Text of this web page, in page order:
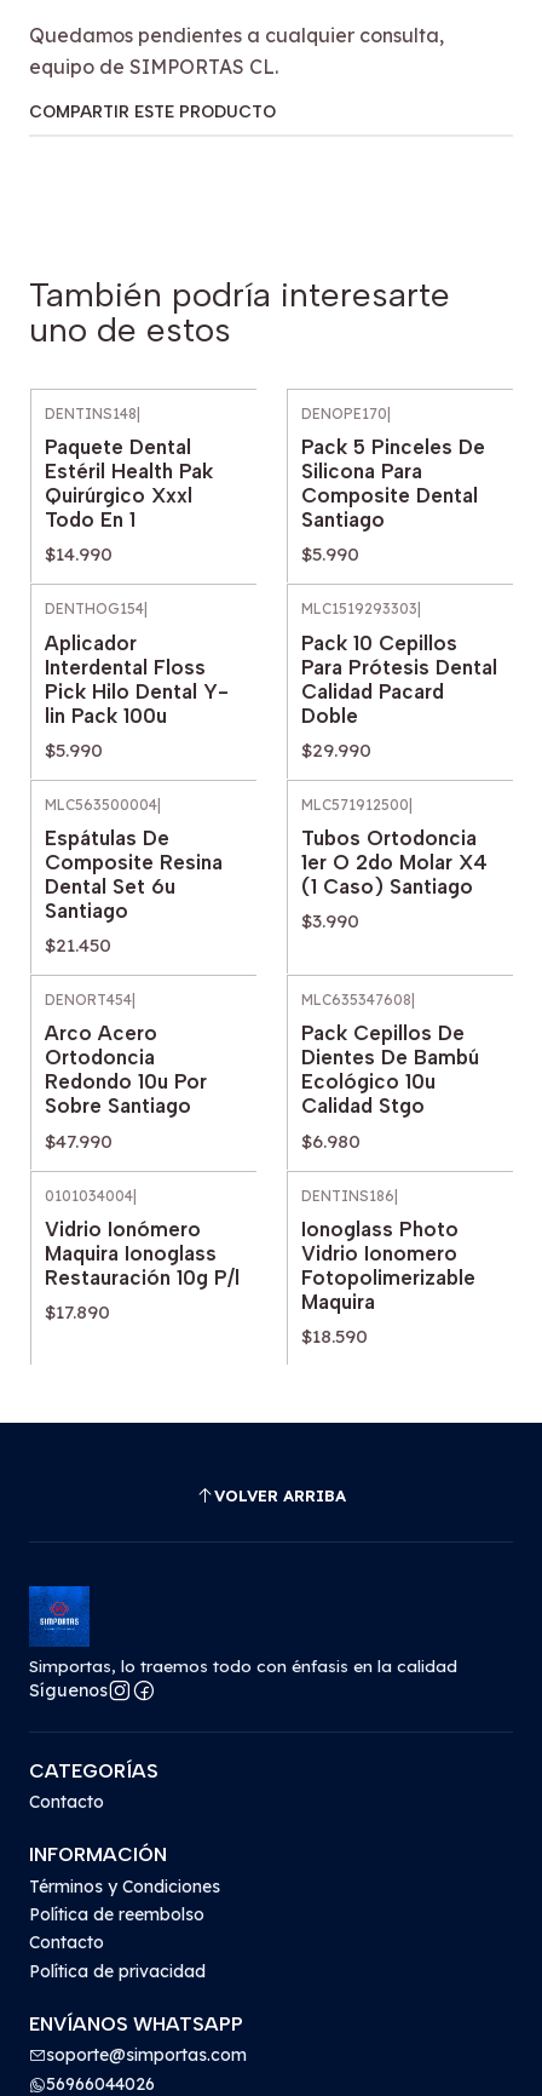
Quedamos pendientes a cualquier consulta,
equipo de SIMPORTAS CL.
COMPARTIR ESTE PRODUCTO
También podría interesarte
uno de estos
DENTINS148
Paquete Dental
Estéril Health Pak
Quirúrgico Xxxl
Todo En 1
$14.990
DENOPE170
Pack 5 Pinceles De
Silicona Para
Composite Dental
Santiago
$5.990
DENTHOG154
Aplicador
Interdental Floss
Pick Hilo Dental Y-
lin Pack 100u
$5.990
MLC1519293303
Pack 10 Cepillos
Para Prótesis Dental
Calidad Pacard
Doble
$29.990
MLC563500004
Espátulas De
Composite Resina
Dental Set 6u
Santiago
$21.450
MLC571912500
Tubos Ortodoncia
1er O 2do Molar X4
(1 Caso) Santiago
$3.990
DENORT454
Arco Acero
Ortodoncia
Redondo 10u Por
Sobre Santiago
$47.990
MLC635347608
Pack Cepillos De
Dientes De Bambú
Ecológico 10u
Calidad Stgo
$6.980
0101034004|
Vidrio Ionómero
Maquira Ionoglass
Restauración 10g P/l
$17.890
DENTINS186|
Ionoglass Photo
Vidrio Ionomero
Fotopolimerizable
Maquira
$18.590
VOLVER ARRIBA
Simportas, lo traemos todo con énfasis en la calidad
Síguenos
CATEGORÍAS
Contacto
INFORMACIÓN
Términos y Condiciones
Política de reembolso
Contacto
Política de privacidad
ENVÍANOS WHATSAPP
soporte@simportas.com
56966044026